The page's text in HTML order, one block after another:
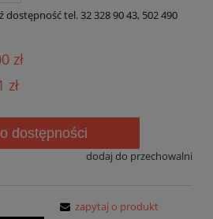
dostępność tel. 32 328 90 43, 502 490
zł
zł
dostępności
dodaj do przechowalni
zapytaj o produkt